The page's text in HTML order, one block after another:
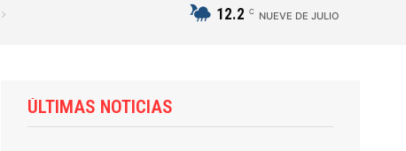
12.2 C NUEVE DE JULIO
ÚLTIMAS NOTICIAS